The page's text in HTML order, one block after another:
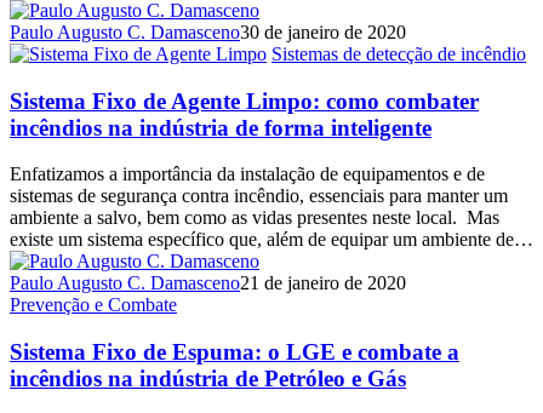
Paulo Augusto C. Damasceno30 de janeiro de 2020
Sistemas de detecção de incêndio
Sistema Fixo de Agente Limpo: como combater
incêndios na indústria de forma inteligente
Enfatizamos a importância da instalação de equipamentos e de
sistemas de segurança contra incêndio, essenciais para manter um
ambiente a salvo, bem como as vidas presentes neste local. Mas
existe um sistema específico que, além de equipar um ambiente de…
Paulo Augusto C. Damasceno21 de janeiro de 2020
Prevenção e Combate
Sistema Fixo de Espuma: o LGE e combate a
incêndios na indústria de Petróleo e Gás